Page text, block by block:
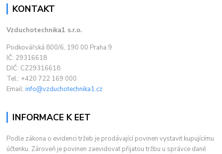
KONTAKT
Vzduchotechnika1 s.r.o.
Podkovářská 800/6, 190 00 Praha 9
IČ: 29316618
DIČ: CZ29316618
Tel.: +420 722 169 000
Email:info@vzduchotechnika1.cz
INFORMACE K EET
Podle zákona o evidenci tržeb je prodávající povinen vystavit kupujícímu
účtenku. Zároveň je povinen zaevidovat přijatou tržbu u správce daně